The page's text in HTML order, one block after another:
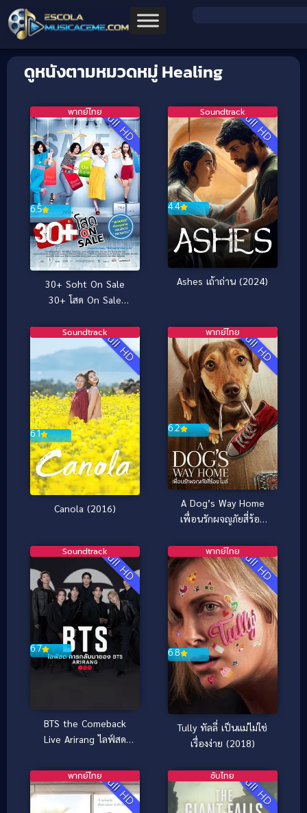
ดูหนังตามหมวดหมู่ Healing
Full HD
6.5
พากย์ไทย
30+ Soht On Sale
30+ โสด On Sale
Full HD
4.4
Soundtrack
Ashes เถ้าถ่าน (2024)
Full HD
6.1
Soundtrack
Canola (2016)
Full HD
6.2
พากย์ไทย
A Dog’s Way Home
เพื่อนรักผจญภัยสี่ร้อย
Full HD
6.7
Soundtrack
BTS the Comeback
Live Arirang ไลฟ์สด
Arirang (2026)
Full HD
6.8
พากย์ไทย
Tully ทัลลี่ เป็นแม่ไม่ใช่
เรื่องง่าย (2018)
Full HD
พากย์ไทย Full HD
ซับไทย